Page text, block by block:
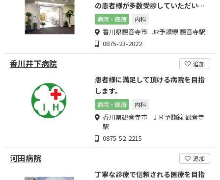
の患者様が多数受診していただいて
おります。
病院・医療 内科
香川県観音寺市 JR予讃線 観音寺駅
0875-23-2022
香川井下病院 追加
患者様に満足して頂ける病院を目指
します。
病院・医療 内科
香川県観音寺市 ＪＲ予讃線 観音寺
駅
0875-52-2215
河田病院 追加
丁寧な診療で信頼される医療を目指